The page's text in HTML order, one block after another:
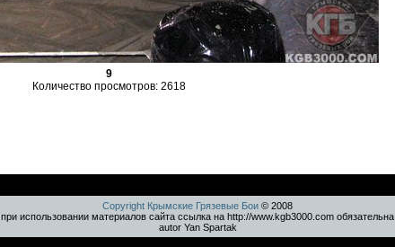
9
Количество просмотров: 2618
Copyright Крымские Грязевые Бои © 2008
при использовании материалов сайта ссылка на http://www.kgb3000.com обязательна
autor Yan Spartak